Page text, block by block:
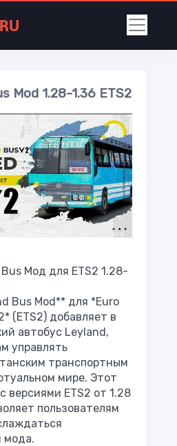
Mod 1.28-1.36 ETS2
Мод для ETS2 1.28-
Bus Mod** для *Euro
(ETS2) добавляет в
автобус Leyland,
управлять
транспортным
мире. Этот
версиями ETS2 от 1.28
пользователям
мода.